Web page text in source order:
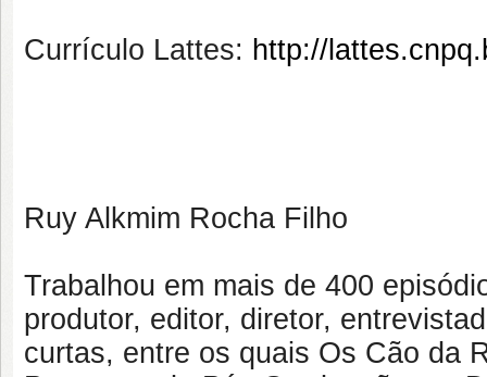
Currículo Lattes: http://
Ruy Alkmim Rocha Filho
Trabalhou em mais de 400
produtor, editor, diretor,
curtas, entre os quais Os Cão da